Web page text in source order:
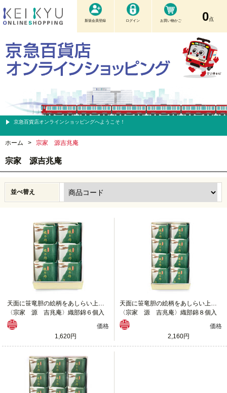
新規会員登録 ログイン お買い物かご 0点
京急百貨店オンラインショッピングへようこそ！
ホーム > 宗家 源吉兆庵
宗家 源吉兆庵
並べ替え
天面に笹竜胆の絵柄をあしらい上品に仕上げました。
〈宗家 源 吉兆庵〉織部錦６個入
価格
1,620円
天面に笹竜胆の絵柄をあしらい上品に仕上げました。
〈宗家 源 吉兆庵〉織部錦８個入
価格
2,160円